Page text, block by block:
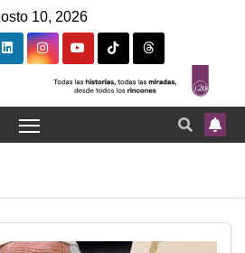
10, 2026